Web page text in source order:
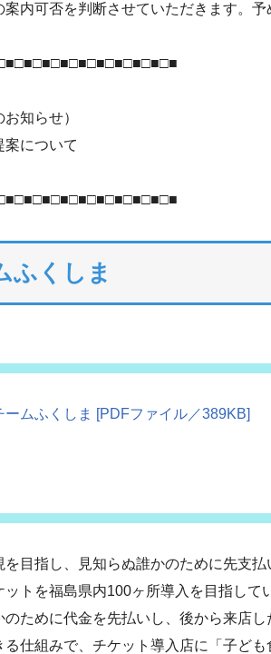
内可否を判断させていただきます。予
知らせ）
案について
ふくしま
ームふくしま [PDFファイル／389KB]
目指し、見知らぬ誰かのために先支
トを福島県内100ヶ所導入を目指し
ために代金を先払いし、後から来店
仕組みで、チケット導入店に「子ど